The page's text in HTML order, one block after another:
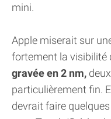
mini.
Apple miserait sur
fortement la visibilité
gravée en 2 nm,
particulièrement fin.
devrait faire quelques